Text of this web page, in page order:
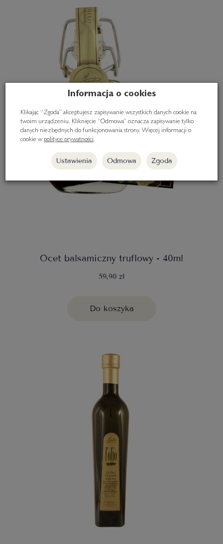
Ocet balsamiczny truflowy - 40ml
59,90 zł
Do koszyka
Informacja o cookies
Klikając “Zgoda” akceptujesz zapisywanie wszystkich danych cookie na
twoim urządzeniu. Kliknięcie “Odmowa” oznacza zapisywanie tylko
danych niezbędnych do funkcjonowania strony. Więcej informacji o
cookie w polityce prywatności.
Ustawienia Odmowa Zgoda